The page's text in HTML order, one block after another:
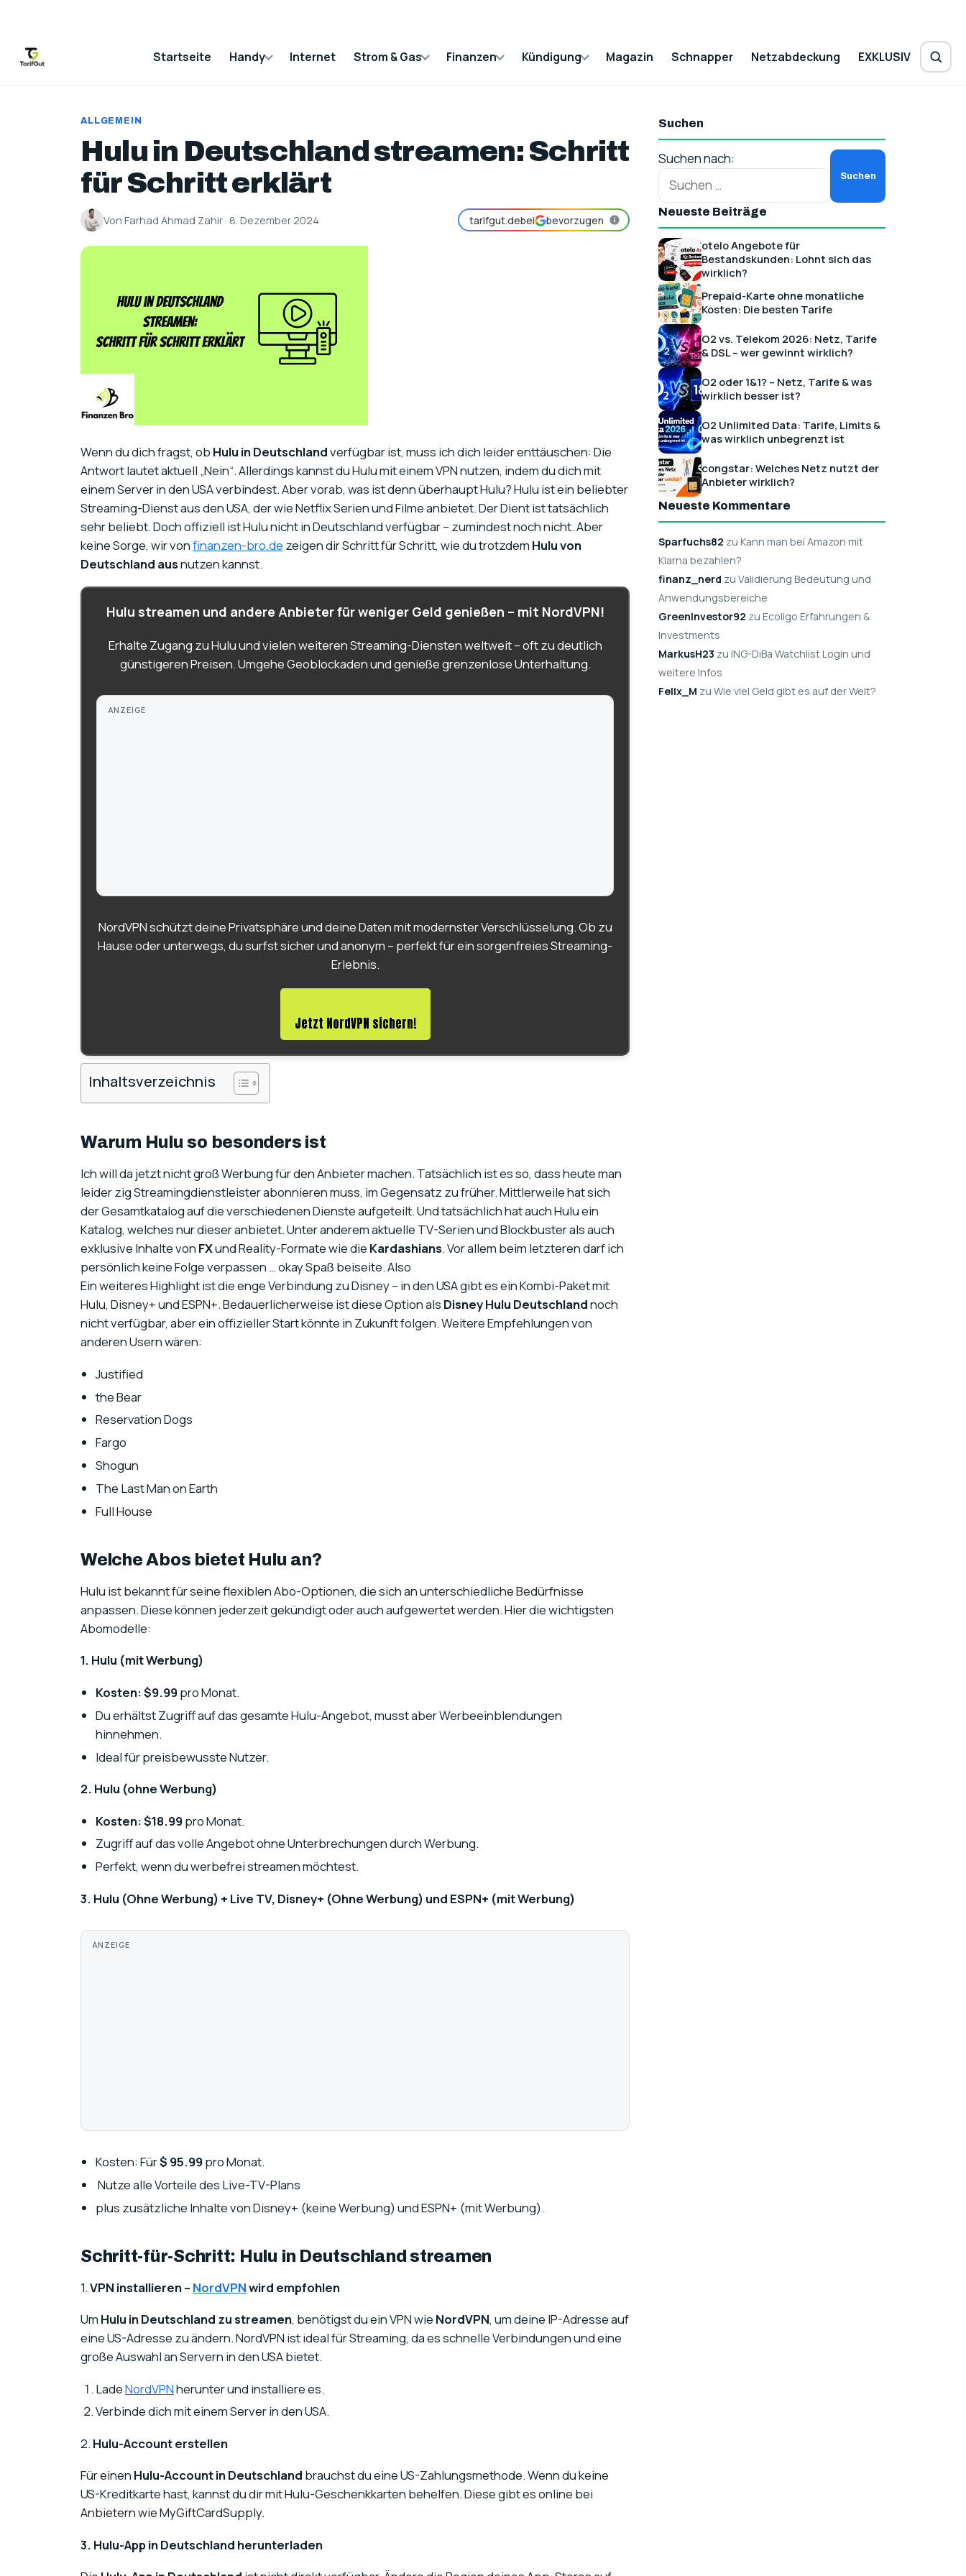
Startseite Handy Internet Strom & Gas Finanzen Kündigung Magazin Schnapper Netzabdeckung EXKLUSIV
ALLGEMEIN
Hulu in Deutschland streamen: Schritt
für Schritt erklärt
Von Farhad Ahmad Zahir · 8. Dezember 2024 tarifgut.debei bevorzugen
Wenn du dich fragst, ob Hulu in Deutschlandverfügbar ist, muss ich dich leider enttäuschen: Die
Antwort lautet aktuell „Nein“. Allerdings kannst du Hulu mit einem VPN nutzen, indem du dich mit
einem Server in den USA verbindest. Aber vorab, was ist denn überhaupt Hulu? Hulu ist ein beliebter
Streaming-Dienst aus den USA, der wie Netflix Serien und Filme anbietet. Der Dient ist tatsächlich
sehr beliebt. Doch offiziell ist Hulu nicht in Deutschland verfügbar – zumindest noch nicht. Aber
keine Sorge, wir vonfinanzen-bro.de zeigen dir Schritt für Schritt, wie du trotzdem Hulu von
Deutschland ausnutzen kannst.
Hulu streamen und andere Anbieter für weniger Geld genießen – mit NordVPN!
Erhalte Zugang zu Hulu und vielen weiteren Streaming-Diensten weltweit – oft zu deutlich
günstigeren Preisen. Umgehe Geoblockaden und genieße grenzenlose Unterhaltung.
ANZEIGE
NordVPN schützt deine Privatsphäre und deine Daten mit modernster Verschlüsselung. Ob zu
Hause oder unterwegs, du surfst sicher und anonym – perfekt für ein sorgenfreies Streaming-
Erlebnis.
Jetzt NordVPN sichern!
Inhaltsverzeichnis
Warum Hulu so besonders ist
Ich will da jetzt nicht groß Werbung für den Anbieter machen. Tatsächlich ist es so, dass heute man
leider zig Streamingdienstleister abonnieren muss, im Gegensatz zu früher. Mittlerweile hat sich
der Gesamtkatalog auf die verschiedenen Dienste aufgeteilt. Und tatsächlich hat auch Hulu ein
Katalog, welches nur dieser anbietet. Unter anderem aktuelle TV-Serien und Blockbuster als auch
exklusive Inhalte von FXund Reality-Formate wie die Kardashians. Vor allem beim letzteren darf ich
persönlich keine Folge verpassen … okay Spaß beiseite. Also
Ein weiteres Highlight ist die enge Verbindung zu Disney – in den USA gibt es ein Kombi-Paket mit
Hulu, Disney+ und ESPN+. Bedauerlicherweise ist diese Option als Disney Hulu Deutschlandnoch
nicht verfügbar, aber ein offizieller Start könnte in Zukunft folgen. Weitere Empfehlungen von
anderen Usern wären:
Justified
the Bear
Reservation Dogs
Fargo
Shogun
The Last Man on Earth
Full House
Welche Abos bietet Hulu an?
Hulu ist bekannt für seine flexiblen Abo-Optionen, die sich an unterschiedliche Bedürfnisse
anpassen. Diese können jederzeit gekündigt oder auch aufgewertet werden. Hier die wichtigsten
Abomodelle:
1. Hulu (mit Werbung)
Kosten:$9.99pro Monat.
Du erhältst Zugriff auf das gesamte Hulu-Angebot, musst aber Werbeeinblendungen
hinnehmen.
Ideal für preisbewusste Nutzer.
2. Hulu (ohne Werbung)
Kosten:$18.99pro Monat.
Zugriff auf das volle Angebot ohne Unterbrechungen durch Werbung.
Perfekt, wenn du werbefrei streamen möchtest.
3. Hulu (Ohne Werbung) + Live TV, Disney+ (Ohne Werbung) und ESPN+ (mit Werbung)
ANZEIGE
Kosten: Für$ 95.99pro Monat.
Nutze alle Vorteile des Live-TV-Plans
plus zusätzliche Inhalte von Disney+ (keine Werbung) und ESPN+ (mit Werbung).
Schritt-für-Schritt: Hulu in Deutschland streamen
1.VPN installieren – NordVPNwird empfohlen
Um Hulu in Deutschland zu streamen, benötigst du ein VPN wie NordVPN, um deine IP-Adresse auf
eine US-Adresse zu ändern. NordVPN ist ideal für Streaming, da es schnelle Verbindungen und eine
große Auswahl an Servern in den USA bietet.
LadeNordVPNherunter und installiere es.
Verbinde dich mit einem Server in den USA.
2. Hulu-Account erstellen
Für einen Hulu-Account in Deutschland brauchst du eine US-Zahlungsmethode. Wenn du keine
US-Kreditkarte hast, kannst du dir mit Hulu-Geschenkkarten behelfen. Diese gibt es online bei
Anbietern wie MyGiftCardSupply.
3. Hulu-App in Deutschland herunterladen
Suchen
Suchen nach:
Neueste Beiträge
otelo Angebote für
Bestandskunden: Lohnt sich das
wirklich?
Prepaid-Karte ohne monatliche
Kosten: Die besten Tarife
O2 vs. Telekom 2026: Netz, Tarife
& DSL – wer gewinnt wirklich?
O2 oder 1&1? – Netz, Tarife & was
wirklich besser ist?
O2 Unlimited Data: Tarife, Limits &
was wirklich unbegrenzt ist
congstar: Welches Netz nutzt der
Anbieter wirklich?
Neueste Kommentare
Sparfuchs82 zu Kann man bei Amazon mit
Klarna bezahlen?
finanz_nerd zu Validierung Bedeutung und
Anwendungsbereiche
GreenInvestor92 zu Ecoligo Erfahrungen &
Investments
MarkusH23 zu ING-DiBa Watchlist Login und
weitere Infos
Felix_M zu Wie viel Geld gibt es auf der Welt?